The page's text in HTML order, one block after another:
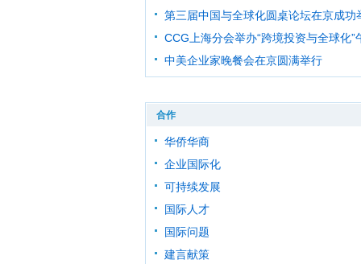
第三届中国与全球化圆桌论坛在京成功
CCG上海分会举办“跨境投资与全球化”
中美企业家晚餐会在京圆满举行
合作
华侨华商
企业国际化
可持续发展
国际人才
国际问题
建言献策